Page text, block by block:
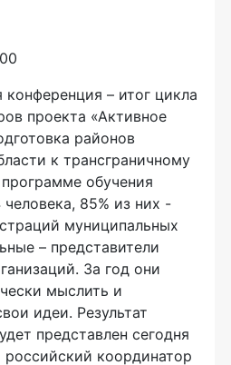
– итог цикла
проекта «Активное
районов
к трансграничному
обучения
85% из них -
муниципальных
– представители
За год они
мыслить и
идеи. Результат
представлен сегодня
координатор